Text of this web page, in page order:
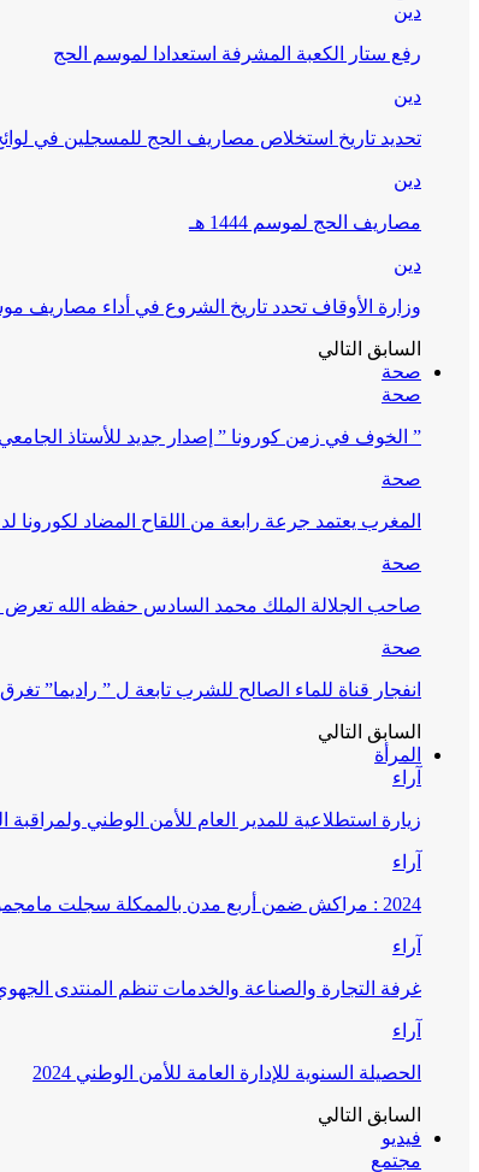
دين
رفع ستار الكعبة المشرفة استعدادا لموسم الحج
دين
تحديد تاريخ استخلاص مصاريف الحج للمسجلين في لوائح
دين
مصاريف الحج لموسم 1444 هـ
دين
وزارة الأوقاف تحدد تاريخ الشروع في أداء مصاريف موسم
السابق التالي
صحة
صحة
” الخوف في زمن كورونا ” إصدار جديد للأستاذ
صحة
المغرب يعتمد جرعة رابعة من اللقاح المضاد لكورونا لدى البالغين 60 سنة
صحة
صاحب الجلالة الملك محمد السادس حفظه الله تعرض
صحة
انفجار قناة للماء الصالح للشرب تابعة ل ” راديما”
السابق التالي
المرأة
آراء
زيارة استطلاعية للمدير العام للأمن الوطني ولمراقبة
آراء
2024 : مراكش ضمن أربع مدن بالممكلة سجلت مامجموعه 656 قضية تتعلق بغسيل الأموال
آراء
غرفة التجارة والصناعة والخدمات تنظم المنتدى
آراء
الحصيلة السنوية للإدارة العامة للأمن الوطني 2024
السابق التالي
فيديو
مجتمع